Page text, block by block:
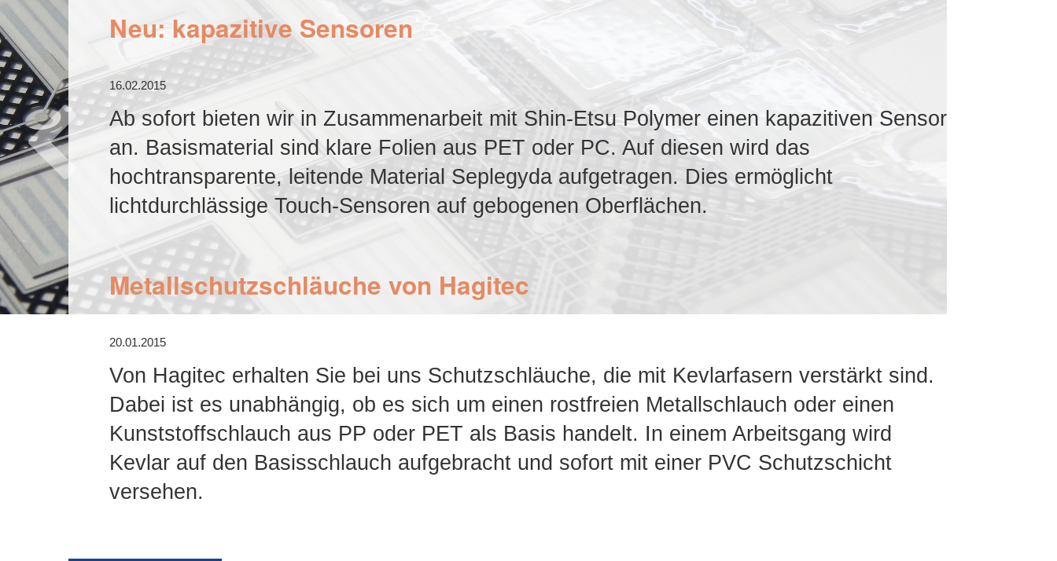
Neu: kapazitive Sensoren
16.02.2015
Ab sofort bieten wir in Zusammenarbeit mit Shin-Etsu Polymer einen kapazitiven Sensor
an. Basismaterial sind klare Folien aus PET oder PC. Auf diesen wird das
hochtransparente, leitende Material Seplegyda aufgetragen. Dies ermöglicht
lichtdurchlässige Touch-Sensoren auf gebogenen Oberflächen.
Metallschutzschläuche von Hagitec
20.01.2015
Von Hagitec erhalten Sie bei uns Schutzschläuche, die mit Kevlarfasern verstärkt sind.
Dabei ist es unabhängig, ob es sich um einen rostfreien Metallschlauch oder einen
Kunststoffschlauch aus PP oder PET als Basis handelt. In einem Arbeitsgang wird
Kevlar auf den Basisschlauch aufgebracht und sofort mit einer PVC Schutzschicht
versehen.